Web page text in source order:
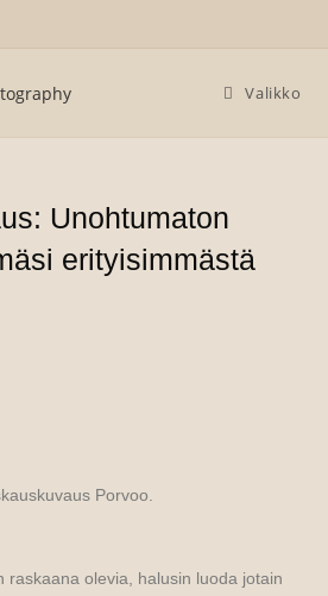
Valikko
Unohtumaton
erityisimmästä
Porvoo.
raskaana olevia, halusin luoda jotain